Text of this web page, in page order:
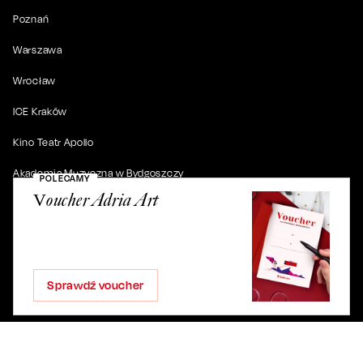
POLECAMY
Voucher Adria Art
Sprawdź voucher
Poznań
Warszawa
Wrocław
ICE Kraków
Kino Teatr Apollo
Akademia Muzyczna w Bydgoszczy
. Wszystkie prawa zastrzeżone.
ul. Artura Grottgera 4/2, 85-227 Bydgoszcz